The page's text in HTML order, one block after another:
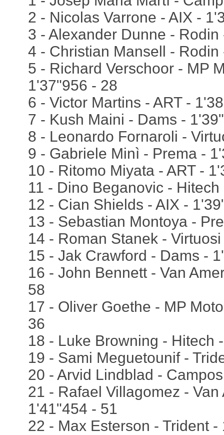
2 - Nicolas Varrone - AIX -
3 - Alexander Dunne -
4 - Christian Mansell -
5 - Richard Verschoor - MP
1'37"956 - 28
6 - Victor Martins - ART -
7 - Kush Maini - Dams -
8 - Leonardo Fornaroli -
9 - Gabriele Minì - Prema -
10 - Ritomo Miyata - ART -
11 - Dino Beganovic -
12 - Cian Shields - AIX -
13 - Sebastian Montoya -
14 - Roman Stanek -
15 - Jak Crawford - Dams -
16 - John Bennett - Van
58
17 - Oliver Goethe - MP
36
18 - Luke Browning - Hitech
19 - Sami Meguetounif -
20 - Arvid Lindblad -
21 - Rafael Villagomez - Van
1'41"454 - 51
22 - Max Esterson - Trident